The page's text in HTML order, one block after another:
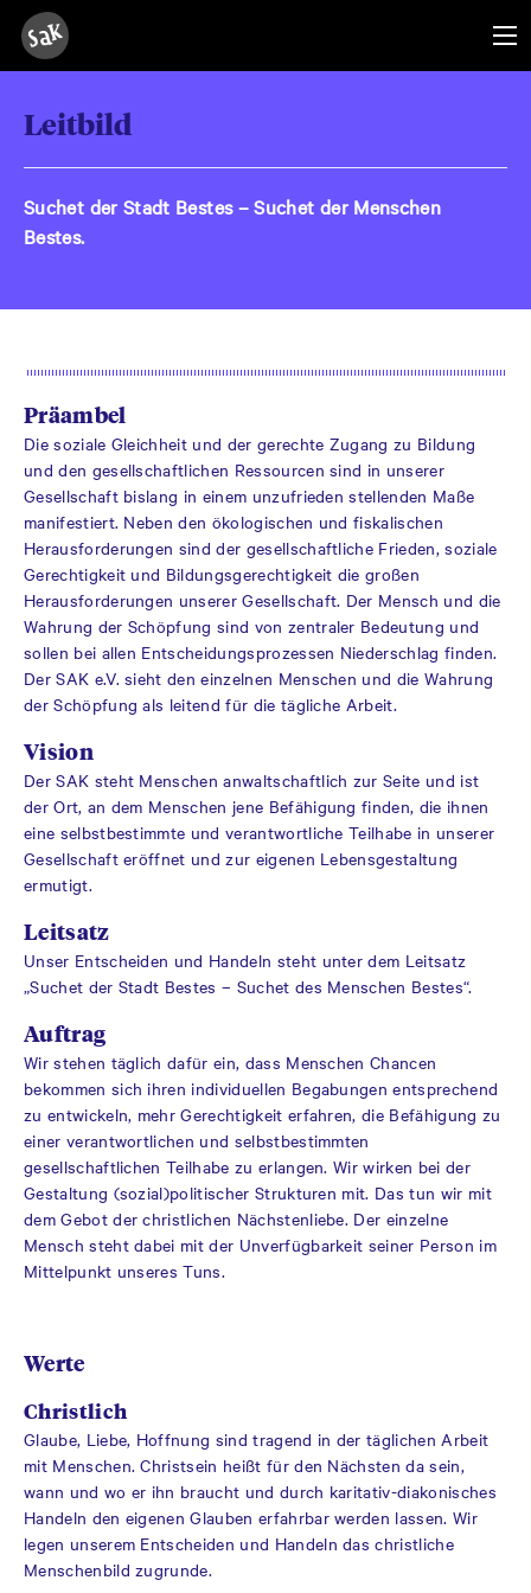
Leitbild
Suchet der Stadt Bestes – Suchet der Menschen
Bestes.
Präambel
Die soziale Gleichheit und der gerechte Zugang zu Bildung
und den gesellschaftlichen Ressourcen sind in unserer
Gesellschaft bislang in einem unzufrieden stellenden Maße
manifestiert. Neben den ökologischen und fiskalischen
Herausforderungen sind der gesellschaftliche Frieden, soziale
Gerechtigkeit und Bildungsgerechtigkeit die großen
Herausforderungen unserer Gesellschaft. Der Mensch und die
Wahrung der Schöpfung sind von zentraler Bedeutung und
sollen bei allen Entscheidungsprozessen Niederschlag finden.
Der SAK e.V. sieht den einzelnen Menschen und die Wahrung
der Schöpfung als leitend für die tägliche Arbeit.
Vision
Der SAK steht Menschen anwaltschaftlich zur Seite und ist
der Ort, an dem Menschen jene Befähigung finden, die ihnen
eine selbstbestimmte und verantwortliche Teilhabe in unserer
Gesellschaft eröffnet und zur eigenen Lebensgestaltung
ermutigt.
Leitsatz
Unser Entscheiden und Handeln steht unter dem Leitsatz
„Suchet der Stadt Bestes – Suchet des Menschen Bestes“.
Auftrag
Wir stehen täglich dafür ein, dass Menschen Chancen
bekommen sich ihren individuellen Begabungen entsprechend
zu entwickeln, mehr Gerechtigkeit erfahren, die Befähigung zu
einer verantwortlichen und selbstbestimmten
gesellschaftlichen Teilhabe zu erlangen. Wir wirken bei der
Gestaltung (sozial)politischer Strukturen mit. Das tun wir mit
dem Gebot der christlichen Nächstenliebe. Der einzelne
Mensch steht dabei mit der Unverfügbarkeit seiner Person im
Mittelpunkt unseres Tuns.
Werte
Christlich
Glaube, Liebe, Hoffnung sind tragend in der täglichen Arbeit
mit Menschen. Christsein heißt für den Nächsten da sein,
wann und wo er ihn braucht und durch karitativ-diakonisches
Handeln den eigenen Glauben erfahrbar werden lassen. Wir
legen unserem Entscheiden und Handeln das christliche
Menschenbild zugrunde.